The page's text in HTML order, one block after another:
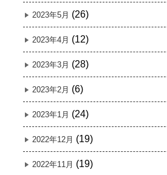
2023年5月 (26)
2023年4月 (12)
2023年3月 (28)
2023年2月 (6)
2023年1月 (24)
2022年12月 (19)
2022年11月 (19)